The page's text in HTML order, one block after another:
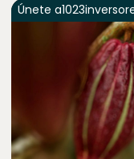
Únete a1023